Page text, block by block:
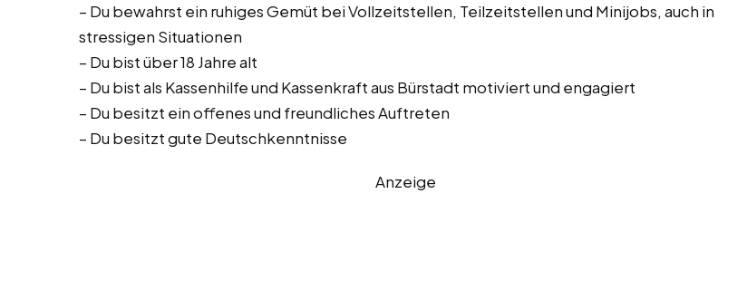
– Du bewahrst ein ruhiges Gemüt bei Vollzeitstellen, Teilzeitstellen und Minijobs, auch in
stressigen Situationen
– Du bist über 18 Jahre alt
– Du bist als Kassenhilfe und Kassenkraft aus Bürstadt motiviert und engagiert
– Du besitzt ein offenes und freundliches Auftreten
– Du besitzt gute Deutschkenntnisse
Anzeige